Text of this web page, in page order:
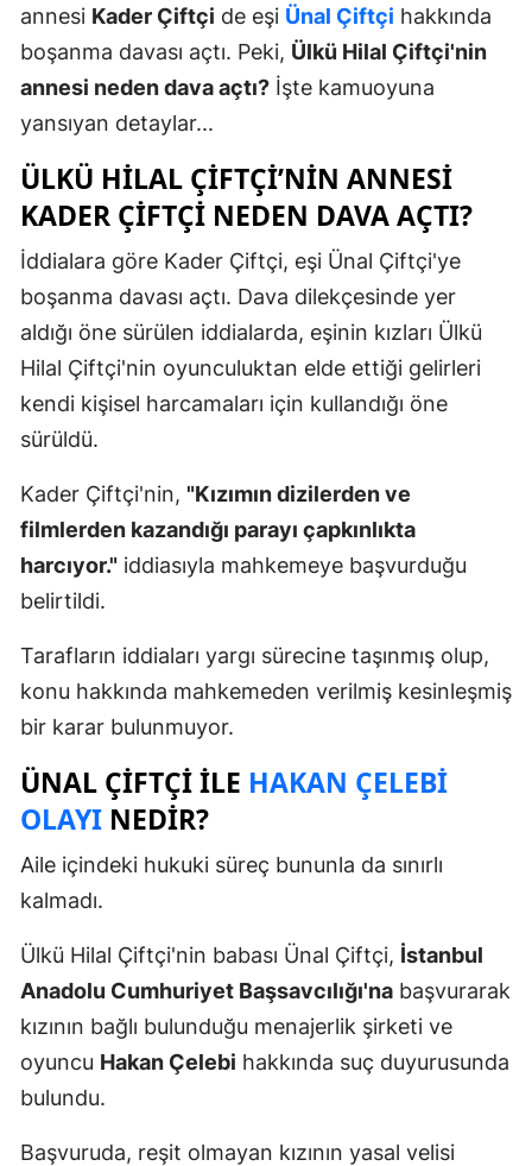
annesi Kader Çiftçi de eşi Ünal Çiftçi hakkında
boşanma davası açtı. Peki, Ülkü Hilal Çiftçi'nin
annesi neden dava açtı? İşte kamuoyuna
yansıyan detaylar...
ÜLKÜ HILAL ÇIFTÇI’NIN ANNESI
KADER ÇIFTÇI NEDEN DAVA AÇTI?
İddialara göre Kader Çiftçi, eşi Ünal Çiftçi'ye
boşanma davası açtı. Dava dilekçesinde yer
aldığı öne sürülen iddialarda, eşinin kızları Ülkü
Hilal Çiftçi'nin oyunculuktan elde ettiği gelirleri
kendi kişisel harcamaları için kullandığı öne
sürüldü.
Kader Çiftçi'nin, "Kızımın dizilerden ve
filmlerden kazandığı parayı çapkınlıkta
harcıyor." iddiasıyla mahkemeye başvurduğu
belirtildi.
Tarafların iddiaları yargı sürecine taşınmış olup,
konu hakkında mahkemeden verilmiş kesinleşmiş
bir karar bulunmuyor.
ÜNAL ÇIFTÇI ILE HAKAN ÇELEBI
OLAYI NEDIR?
Aile içindeki hukuki süreç bununla da sınırlı
kalmadı.
Ülkü Hilal Çiftçi'nin babası Ünal Çiftçi, İstanbul
Anadolu Cumhuriyet Başsavcılığı'na başvurarak
kızının bağlı bulunduğu menajerlik şirketi ve
oyuncu Hakan Çelebi hakkında suç duyurusunda
bulundu.
Başvuruda, reşit olmayan kızının yasal velisi